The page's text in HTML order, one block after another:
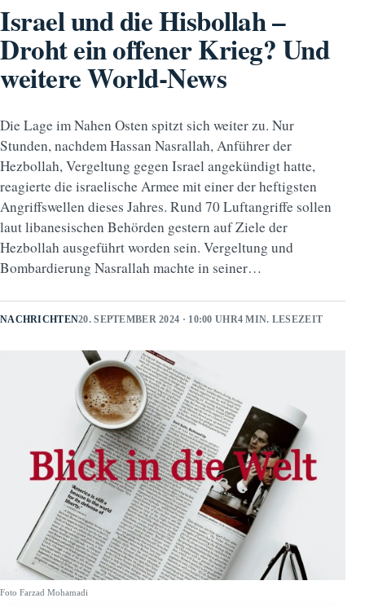
Israel und die Hisbollah –
Droht ein offener Krieg? Und
weitere World-News
Die Lage im Nahen Osten spitzt sich weiter zu. Nur
Stunden, nachdem Hassan Nasrallah, Anführer der
Hezbollah, Vergeltung gegen Israel angekündigt hatte,
reagierte die israelische Armee mit einer der heftigsten
Angriffswellen dieses Jahres. Rund 70 Luftangriffe sollen
laut libanesischen Behörden gestern auf Ziele der
Hezbollah ausgeführt worden sein. Vergeltung und
Bombardierung Nasrallah machte in seiner…
NACHRICHTEN20. SEPTEMBER 2024 · 10:00 UHR4 MIN. LESEZEIT
Foto Farzad Mohamadi